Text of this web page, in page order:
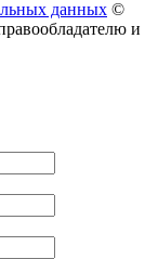
данных ©
и